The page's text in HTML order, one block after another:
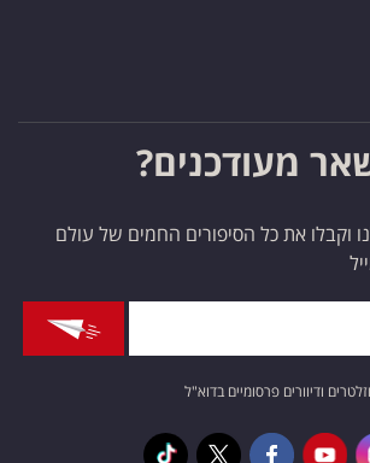
מעודכנים?
וקבלו את כל הסיפורים החמים של עולם
ודיוורים פרסומיים בדוא"ל